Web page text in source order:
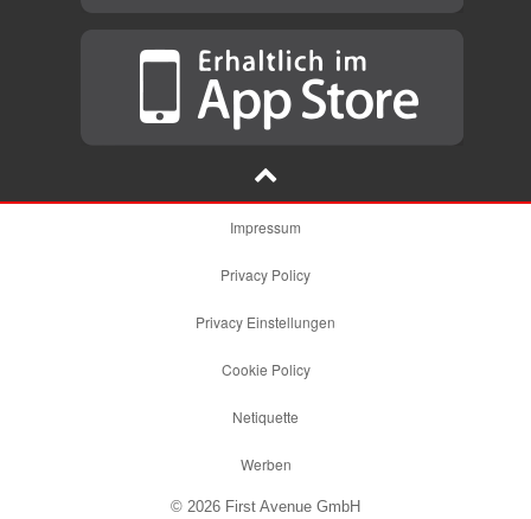
Impressum
Privacy Policy
Privacy Einstellungen
Cookie Policy
Netiquette
Werben
© 2026 First Avenue GmbH